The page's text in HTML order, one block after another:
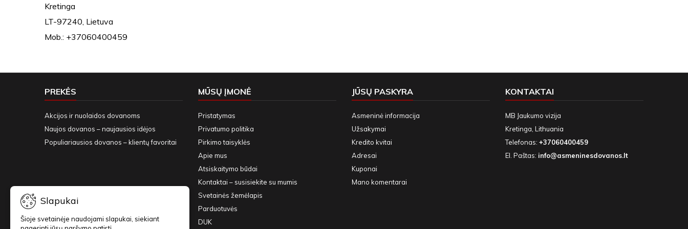
Kretinga
LT-97240, Lietuva
Mob.: +37060400459
PREKĖS
Akcijos ir nuolaidos dovanoms
Naujos dovanos – naujausios idėjos
Populiariausios dovanos – klientų favoritai
MŪSŲ ĮMONĖ
Pristatymas
Privatumo politika
Pirkimo taisyklės
Apie mus
Atsiskaitymo būdai
Kontaktai – susisiekite su mumis
Svetainės žemėlapis
Parduotuvės
DUK
JŪSŲ PASKYRA
Asmeninė informacija
Užsakymai
Kredito kvitai
Adresai
Kuponai
Mano komentarai
KONTAKTAI
MB Jaukumo vizija
Kretinga, Lithuania
Telefonas: +37060400459
El. Paštas: info@asmeninesdovanos.lt
Slapukai
Šioje svetainėje naudojami slapukai, siekiant